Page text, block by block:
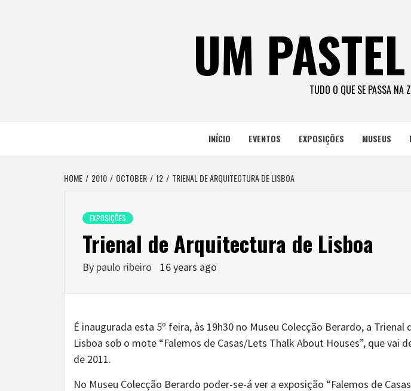
UM
TUDO O QUE SE PASSA NA
INÍCIO EVENTOS EXPOSIÇÕES MUSEUS
HOME 2010 OCTOBER 12 TRIENAL DE ARQUITECTURA DE LISBOA
EXPOSIÇÕES
Trienal de Arquitectura de Lisboa
By paulo ribeiro 16 years ago
É inaugurada esta 5º feira, às 19h30 no Museu Colecção Berardo, a
Lisboa sob o mote “Falemos de Casas/Lets Thalk About Houses”, que vai
de 2011.
No Museu Colecção Berardo poder-se-á ver a exposição “Falemos de